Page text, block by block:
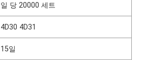
일 당 20000 세트
4D30 4D31
15일